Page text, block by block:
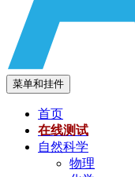
菜单和挂件
首页
在线测试
自然科学
物理